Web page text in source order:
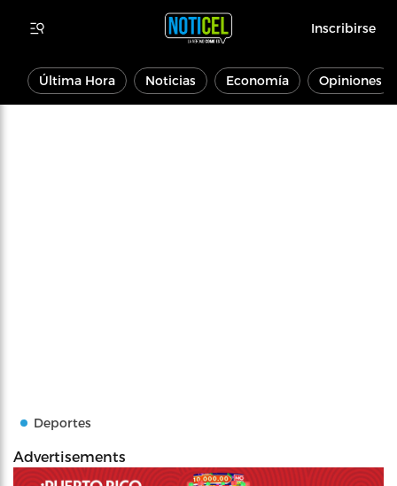
Inscribirse
Última Hora Noticias Economía Opiniones
Deportes
Advertisements